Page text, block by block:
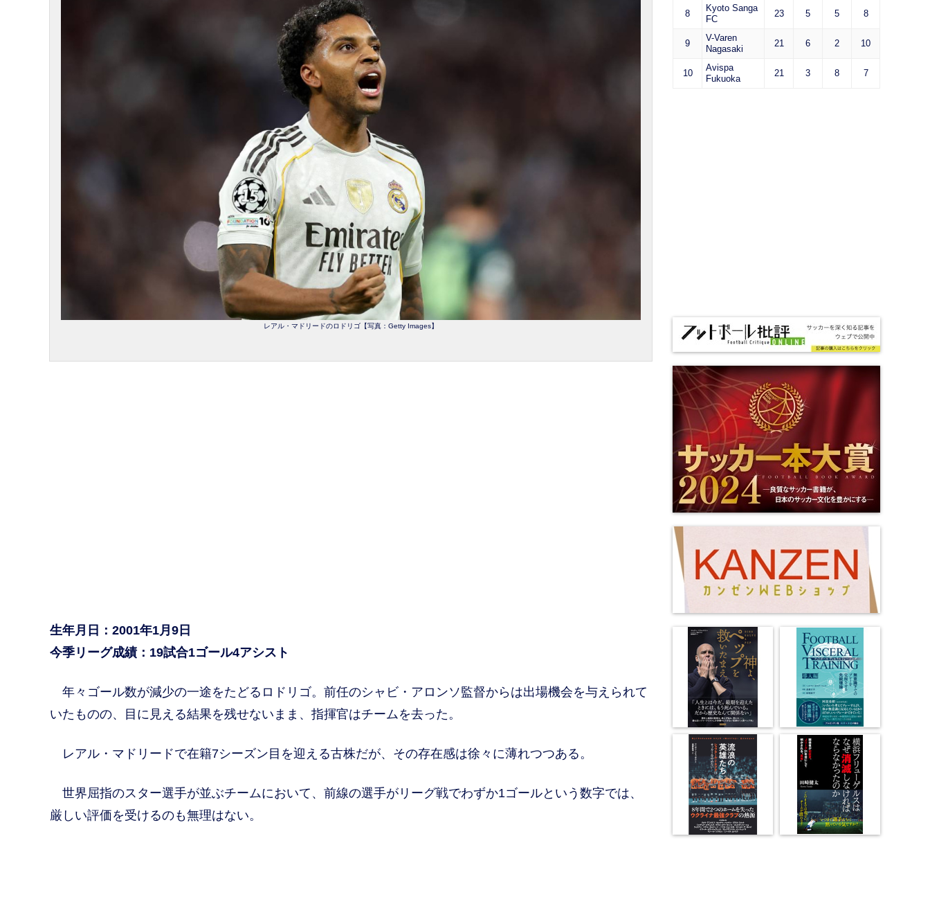
レアル・マドリードのロドリゴ【写真：Getty Images】
生年月日：2001年1月9日
今季リーグ成績：19試合1ゴール4アシスト
年々ゴール数が減少の一途をたどるロドリゴ。前任のシャビ・アロンソ監督からは出場機会を与えられて
いたものの、目に見える結果を残せないまま、指揮官はチームを去った。
レアル・マドリードで在籍7シーズン目を迎える古株だが、その存在感は徐々に薄れつつある。
世界屈指のスター選手が並ぶチームにおいて、前線の選手がリーグ戦でわずか1ゴールという数字では、
厳しい評価を受けるのも無理はない。
8
Kyoto Sanga
FC
23 5 5 8
9
V-Varen
Nagasaki
21 6 2 10
10
Avispa
Fukuoka
21 3 8 7